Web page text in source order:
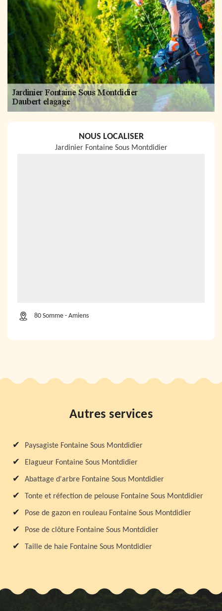
NOUS LOCALISER
Jardinier Fontaine Sous Montdidier
80 Somme - Amiens
Autres services
Paysagiste Fontaine Sous Montdidier
Elagueur Fontaine Sous Montdidier
Abattage d'arbre Fontaine Sous Montdidier
Tonte et réfection de pelouse Fontaine Sous Montdidier
Pose de gazon en rouleau Fontaine Sous Montdidier
Pose de clôture Fontaine Sous Montdidier
Taille de haie Fontaine Sous Montdidier